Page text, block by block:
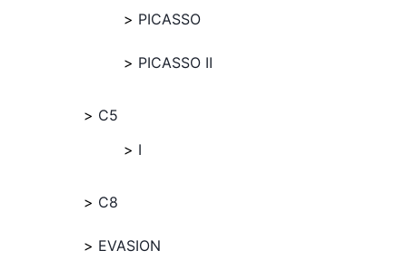
PICASSO
PICASSO II
C5
I
C8
EVASION